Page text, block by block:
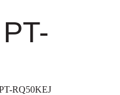
RQ50KEJ